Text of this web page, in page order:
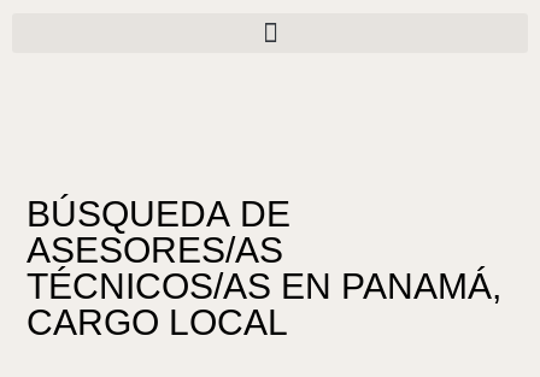
BÚSQUEDA DE
ASESORES/AS
TÉCNICOS/AS EN PANAMÁ,
CARGO LOCAL